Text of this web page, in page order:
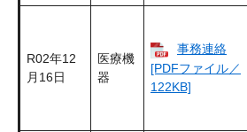
R02年12
月16日
医療機
器
事務連絡
[PDFファイル／
122KB]